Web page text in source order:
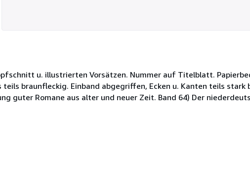
u. illustrierten Vorsätzen. Nummer auf Titelblatt.
teils braunfleckig. Einband abgegriffen, Ecken u. Kanten teils stark
guter Romane aus alter und neuer Zeit. Band 64) Der